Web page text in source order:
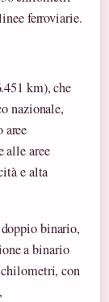
ferroviarie.
km), che
nazionale,
aree
alle aree
e alta
binario,
a binario
con